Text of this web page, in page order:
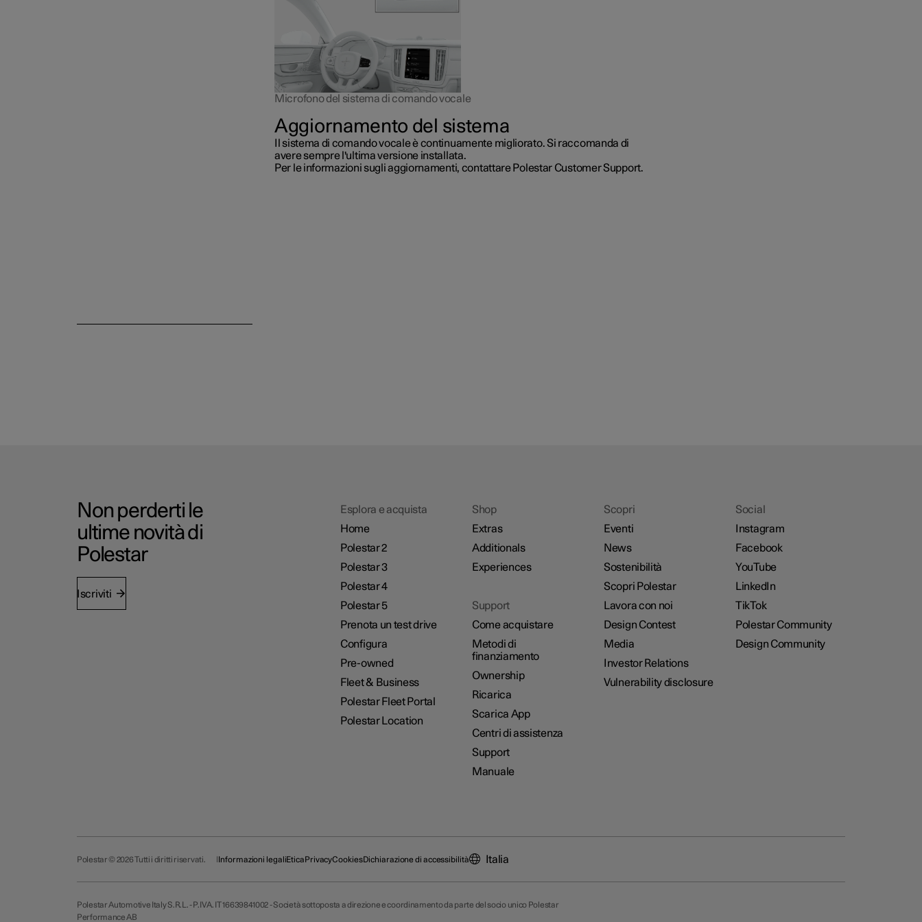
Microfono del sistema di comando vocale
Aggiornamento del sistema
Il sistema di comando vocale è continuamente migliorato. Si raccomanda di
avere sempre l'ultima versione installata.
Per le informazioni sugli aggiornamenti, contattare Polestar Customer Support.
Non perderti le
ultime novità di
Polestar
Iscriviti
Esplora e acquista
Home
Polestar 2
Polestar 3
Polestar 4
Polestar 5
Prenota un test drive
Configura
Pre-owned
Fleet & Business
Polestar Fleet Portal
Polestar Location
Shop
Extras
Additionals
Experiences
Support
Come acquistare
Metodi di
finanziamento
Ownership
Ricarica
Scarica App
Centri di assistenza
Support
Manuale
Scopri
Eventi
News
Sostenibilità
Scopri Polestar
Lavora con noi
Design Contest
Media
Investor Relations
Vulnerability disclosure
Social
Instagram
Facebook
YouTube
LinkedIn
TikTok
Polestar Community
Design Community
Polestar © 2026 Tutti i diritti riservati. Informazioni legaliEticaPrivacyCookiesDichiarazione di accessibilità Italia
Polestar Automotive Italy S.R.L. - P.IVA. IT 16639841002 - Società sottoposta a direzione e coordinamento da parte del socio unico Polestar
Performance AB